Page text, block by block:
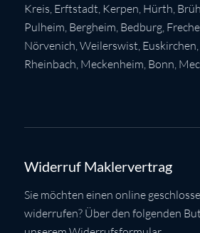
Kreis Erftstadt Kerpen Hürth
Pulheim Bergheim Bedburg,
Nörvenich Weilerswist Euskirchen
Rheinbach Meckenheim Bonn
Widerruf Maklervertrag
Sie möchten einen online
widerrufen? Über den folgenden